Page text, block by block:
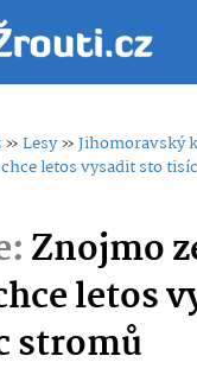
»Lesy»Jihomoravský
letos vysadit sto
Znojmo
letos
stromů